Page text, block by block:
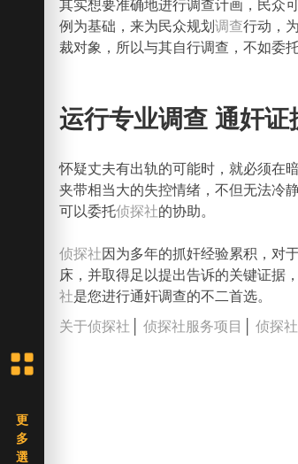
其实想要准确地进行调查计画，民众
例为基础，来为民众规划调查行动，
裁对象，所以与其自行调查，不如委
运行专业调查 通奸
怀疑丈夫有出轨的可能时，就必须在
夹带相当大的失控情绪，不但无法冷
可以委托侦探社的协助。
侦探社因为多年的抓奸经验累积，对
床，并取得足以提出告诉的关键证据
社是您进行通奸调查的不二首选。
关于侦探社 │侦探社服务项目 │侦探